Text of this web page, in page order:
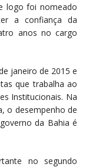
logo foi nomeado
a confiança da
anos no cargo
janeiro de 2015 e
que trabalha ao
Institucionais. Na
o desempenho de
da Bahia é
no segundo